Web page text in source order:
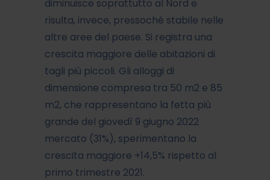
diminuisce soprattutto al Nord e
risulta, invece, pressoché stabile nelle
altre aree del paese. Si registra una
crescita maggiore delle abitazioni di
tagli più piccoli. Gli alloggi di
dimensione compresa tra 50 m2 e 85
m2, che rappresentano la fetta più
grande del giovedì 9 giugno 2022
mercato (31%), sperimentano la
crescita maggiore +14,5% rispetto al
primo trimestre 2021.